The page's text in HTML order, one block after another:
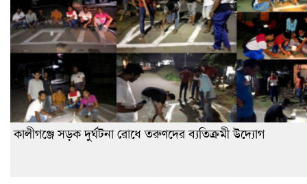
কালীগঞ্জে সড়ক দুর্ঘটনা রোধে তরুণদের ব্যতিক্রমী উদ্যোগ